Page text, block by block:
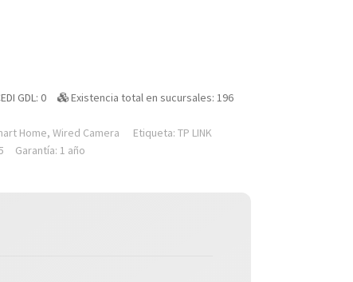
GDL: 0
Existencia total en sucursales: 196
Home, Wired Camera Etiqueta: TP LINK
Garantía: 1 año